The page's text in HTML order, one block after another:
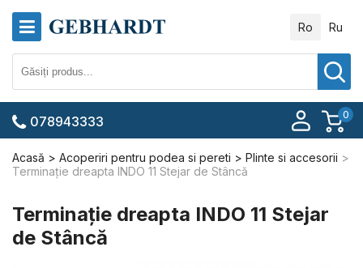
Ro Ru
0
078943333
Acasă Acoperiri pentru podea si pereti
Plinte si accesorii
Terminație dreapta INDO 11 Stejar de Stâncă
Terminație dreapta INDO 11 Stejar
de Stâncă